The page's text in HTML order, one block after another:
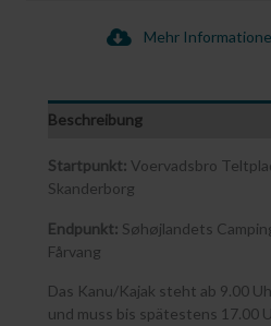
Mehr
Beschreibung
Startpunkt: Voervadsbro
Skanderborg
Endpunkt: Søhøjlandets
Fårvang
Das Kanu/Kajak steht ab 9.00
und muss bis spätestens 17.00